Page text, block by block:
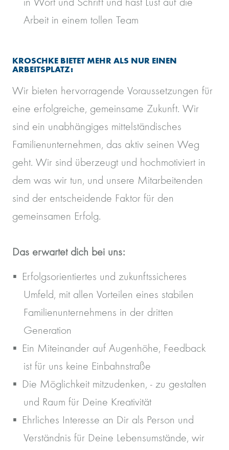
in Wort und Schrift und hast Lust auf die
Arbeit in einem tollen Team
KROSCHKE BIETET MEHR ALS NUR EINEN
ARBEITSPLATZ:
Wir bieten hervorragende Voraussetzungen für
eine erfolgreiche, gemeinsame Zukunft. Wir
sind ein unabhängiges mittelständisches
Familienunternehmen, das aktiv seinen Weg
geht. Wir sind überzeugt und hochmotiviert in
dem was wir tun, und unsere Mitarbeitenden
sind der entscheidende Faktor für den
gemeinsamen Erfolg.
Das erwartet dich bei uns:
Erfolgsorientiertes und zukunftssicheres
Umfeld, mit allen Vorteilen eines stabilen
Familienunternehmens in der dritten
Generation
Ein Miteinander auf Augenhöhe, Feedback
ist für uns keine Einbahnstraße
Die Möglichkeit mitzudenken, - zu gestalten
und Raum für Deine Kreativität
Ehrliches Interesse an Dir als Person und
Verständnis für Deine Lebensumstände, wir